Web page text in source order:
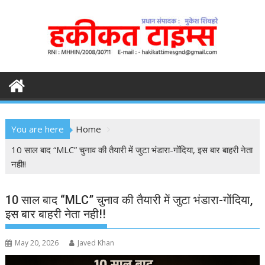
o
You are here
Home
10 साल बाद “MLC” चुनाव की तैयारी में जुटा भंडारा-गोंदिया, इस बार बाहरी नेता
नही!!
10 साल बाद “MLC” चुनाव की तैयारी में जुटा भंडारा-गोंदिया,
इस बार बाहरी नेता नही!!
May 20, 2026 Javed Khan